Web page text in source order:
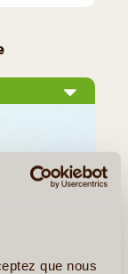
que nous